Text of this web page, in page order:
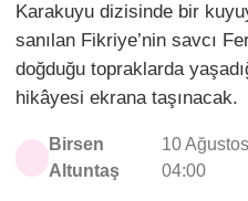
Karakuyu dizisinde bir
sanılan Fikriye’nin savcı
doğduğu topraklarda
hikâyesi ekrana taşınacak.
Birsen
Altuntaş
10
04:00